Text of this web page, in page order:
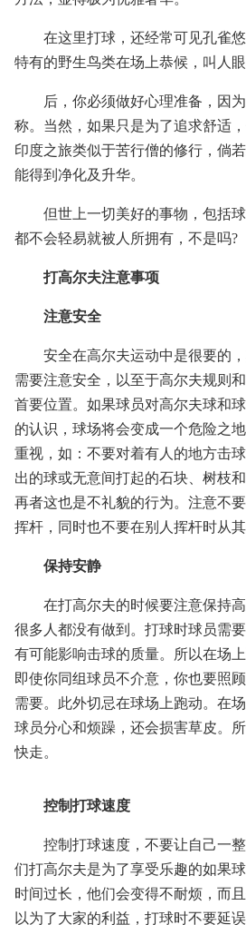
在这里打球，还经常可见孔雀
特有的野生鸟类在场上恭候，叫人眼
后，你必须做好心理准备，因
称。当然，如果只是为了追求舒适
印度之旅类似于苦行僧的修行，倘
能得到净化及升华。
但世上一切美好的事物，包括
都不会轻易就被人所拥有，不是吗?
打高尔夫注意事项
注意安全
安全在高尔夫运动中是很要的
需要注意安全，以至于高尔夫规则
首要位置。如果球员对高尔夫球和
的认识，球场将会变成一个危险之
重视，如：不要对着有人的地方击
出的球或无意间打起的石块、树枝
再者这也是不礼貌的行为。注意不
挥杆，同时也不要在别人挥杆时从其
保持安静
在打高尔夫的时候要注意保持
很多人都没有做到。打球时球员需
有可能影响击球的质量。所以在场
即使你同组球员不介意，你也要照
需要。此外切忌在球场上跑动。在
球员分心和烦躁，还会损害草皮。
快走。
控制打球速度
控制打球速度，不要让自己一
们打高尔夫是为了享受乐趣的如果
时间过长，他们会变得不耐烦，而
以为了大家的利益，打球时不要延